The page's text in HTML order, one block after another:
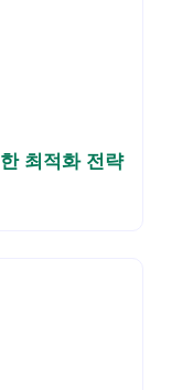
최적화 전략